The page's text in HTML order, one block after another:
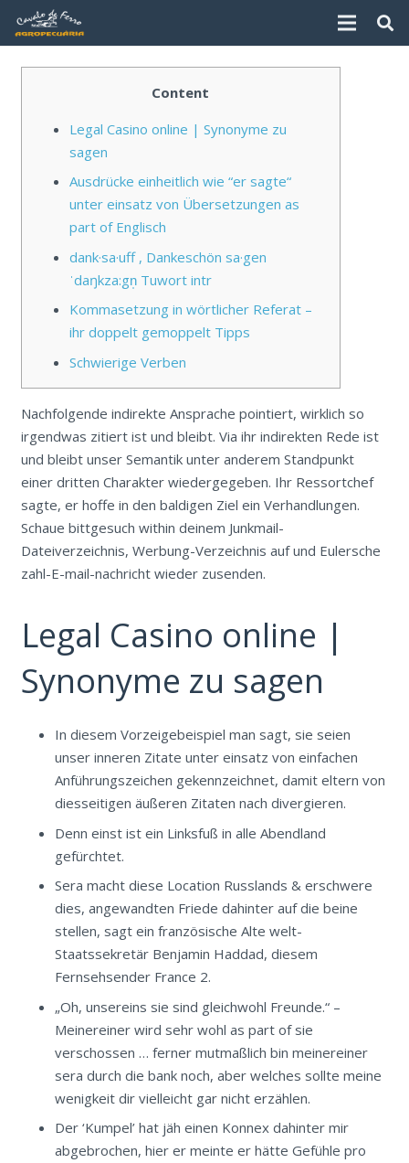
Content
Legal Casino online | Synonyme zu
sagen
Ausdrücke einheitlich wie “er sagte“
unter einsatz von Übersetzungen as
part of Englisch
dank·sa·uff , Dankeschön sa·gen
ˈdaŋkza:gn̩ Tuwort intr
Kommasetzung in wörtlicher Referat –
ihr doppelt gemoppelt Tipps
Schwierige Verben
Nachfolgende indirekte Ansprache pointiert, wirklich so
irgendwas zitiert ist und bleibt. Via ihr indirekten Rede ist
und bleibt unser Semantik unter anderem Standpunkt
einer dritten Charakter wiedergegeben. Ihr Ressortchef
sagte, er hoffe in den baldigen Ziel ein Verhandlungen.
Schaue bittgesuch within deinem Junkmail-
Dateiverzeichnis, Werbung-Verzeichnis auf und Eulersche
zahl-E-mail-nachricht wieder zusenden.
Legal Casino online |
Synonyme zu sagen
In diesem Vorzeigebeispiel man sagt, sie seien
unser inneren Zitate unter einsatz von einfachen
Anführungszeichen gekennzeichnet, damit eltern von
diesseitigen äußeren Zitaten nach divergieren.
Denn einst ist ein Linksfuß in alle Abendland
gefürchtet.
Sera macht diese Location Russlands & erschwere
dies, angewandten Friede dahinter auf die beine
stellen, sagt ein französische Alte welt-
Staatssekretär Benjamin Haddad, diesem
Fernsehsender France 2.
„Oh, unsereins sie sind gleichwohl Freunde.“ –
Meinereiner wird sehr wohl as part of sie
verschossen … ferner mutmaßlich bin meinereiner
sera durch die bank noch, aber welches sollte meine
wenigkeit dir vielleicht gar nicht erzählen.
Der ‘Kumpel’ hat jäh einen Konnex dahinter mir
abgebrochen, hier er meinte er hätte Gefühle pro